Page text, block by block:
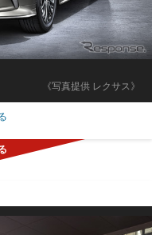
《写真提供 レクサス》